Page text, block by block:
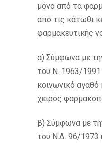
μόνο από τα
από τις κάτωθι
φαρμακευτικής
α) Σύμφωνα με
του Ν. 1963/1991
κοινωνικό αγαθό
χειρός
β) Σύμφωνα με
του Ν.Δ. 96/1973